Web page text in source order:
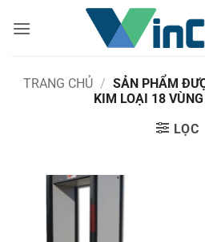
qua
TRANG CHỦ / SẢN PHẨM
KIM LOẠI 18
LỌC